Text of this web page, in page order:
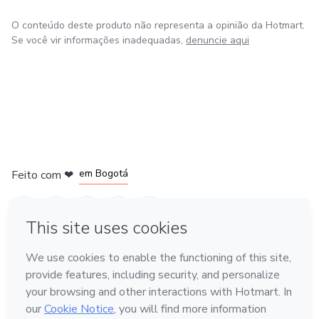
O conteúdo deste produto não representa a opinião da Hotmart.
Se você vir informações inadequadas, denuncie aqui
Feito com ❤ em Bogotá
Conheça a Hotmart
Idioma
Português